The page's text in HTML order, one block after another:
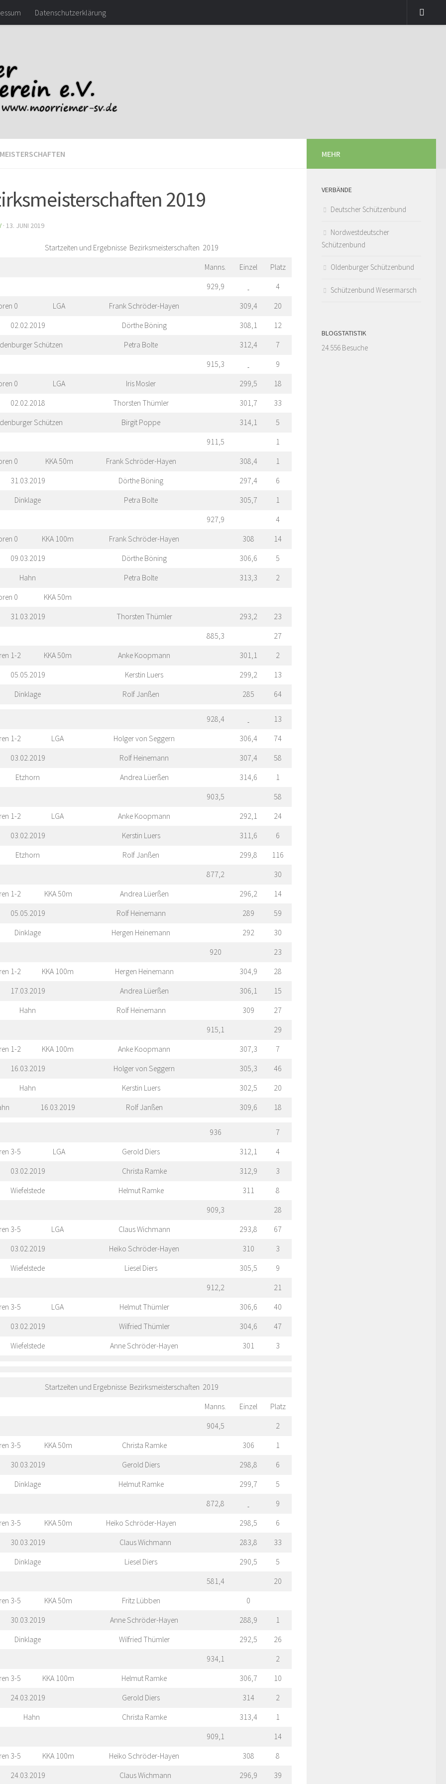
Datenschutzerklärung
2019
· 13. JUNI 2019
Startzeiten und Ergebnisse Bezirksmeisterschaften 2019
Manns. Einzel Platz
929,9 4
0 LGA Frank Schröder-Hayen 309,4 20
02.02.2019 Dörthe Böning 308,1 12
Schützen Petra Bolte 312,4 7
915,3 9
0 LGA Iris Mosler 299,5 18
02.02.2018 Thorsten Thümler 301,7 33
Schützen Birgit Poppe 314,1 5
911,5 1
0 KKA 50m Frank Schröder-Hayen 308,4 1
31.03.2019 Dörthe Böning 297,4 6
Dinklage Petra Bolte 305,7 1
927,9 4
0 KKA 100m Frank Schröder-Hayen 308 14
09.03.2019 Dörthe Böning 306,6 5
Hahn Petra Bolte 313,3 2
0 KKA 50m
31.03.2019 Thorsten Thümler 293,2 23
885,3 27
1-2 KKA 50m Anke Koopmann 301,1 2
05.05.2019 Kerstin Luers 299,2 13
Dinklage Rolf Janßen 285 64
928,4 13
1-2 LGA Holger von Seggern 306,4 74
03.02.2019 Rolf Heinemann 307,4 58
Etzhorn Andrea Lüerßen 314,6 1
903,5 58
1-2 LGA Anke Koopmann 292,1 24
03.02.2019 Kerstin Luers 311,6 6
Etzhorn Rolf Janßen 299,8 116
877,2 30
1-2 KKA 50m Andrea Lüerßen 296,2 14
05.05.2019 Rolf Heinemann 289 59
Dinklage Hergen Heinemann 292 30
920 23
1-2 KKA 100m Hergen Heinemann 304,9 28
17.03.2019 Andrea Lüerßen 306,1 15
Hahn Rolf Heinemann 309 27
915,1 29
1-2 KKA 100m Anke Koopmann 307,3 7
16.03.2019 Holger von Seggern 305,3 46
Hahn Kerstin Luers 302,5 20
16.03.2019 Rolf Janßen 309,6 18
936 7
3-5 LGA Gerold Diers 312,1 4
03.02.2019 Christa Ramke 312,9 3
Wiefelstede Helmut Ramke 311 8
909,3 28
3-5 LGA Claus Wichmann 293,8 67
03.02.2019 Heiko Schröder-Hayen 310 3
Wiefelstede Liesel Diers 305,5 9
912,2 21
3-5 LGA Helmut Thümler 306,6 40
03.02.2019 Wilfried Thümler 304,6 47
Wiefelstede Anne Schröder-Hayen 301 3
Startzeiten und Ergebnisse Bezirksmeisterschaften 2019
Manns. Einzel Platz
904,5 2
3-5 KKA 50m Christa Ramke 306 1
30.03.2019 Gerold Diers 298,8 6
Dinklage Helmut Ramke 299,7 5
872,8 9
3-5 KKA 50m Heiko Schröder-Hayen 298,5 6
30.03.2019 Claus Wichmann 283,8 33
Dinklage Liesel Diers 290,5 5
581,4 20
3-5 KKA 50m Fritz Lübben 0
30.03.2019 Anne Schröder-Hayen 288,9 1
Dinklage Wilfried Thümler 292,5 26
934,1 2
3-5 KKA 100m Helmut Ramke 306,7 10
24.03.2019 Gerold Diers 314 2
Hahn Christa Ramke 313,4 1
909,1 14
3-5 KKA 100m Heiko Schröder-Hayen 308 8
24.03.2019 Claus Wichmann 296,9 39
MEHR
VERBÄNDE
Deutscher Schützenbund
Nordwestdeutscher
Schützenbund
Oldenburger Schützenbund
Schützenbund Wesermarsch
BLOGSTATISTIK
24.556 Besuche